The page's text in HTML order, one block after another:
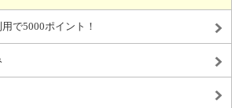
で5000ポイント！